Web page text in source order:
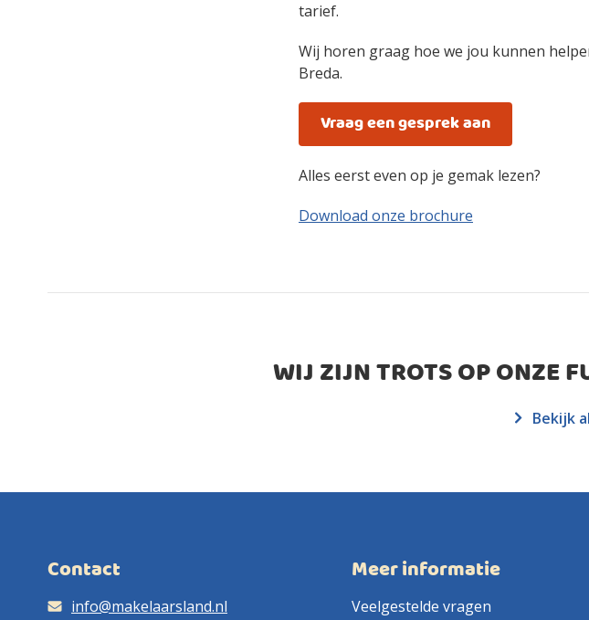
tarief.
Wij horen graag hoe we jou kunnen
Breda.
Vraag een gesprek aan
Alles eerst even op je gemak lezen?
Download onze brochure
WIJ ZIJN TROTS OP ONZE
Bekijk
Contact
info@makelaarsland.nl
Meer informatie
Veelgestelde vragen